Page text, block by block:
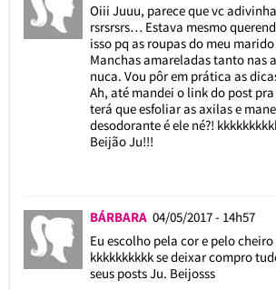
Oiii Juuu, parece que vc
rsrsrsrs… Estava mesmo
isso pq as roupas do meu
Manchas amareladas tanto nas
nuca. Vou pôr em prática as
Ah, até mandei o link do post
terá que esfoliar as axilas e
desodorante é ele né?!
Beijão Ju!!!
BÁRBARA 04/05/2017 - 14h57
Eu escolho pela cor e pelo
kkkkkkkkkk se deixar compro
seus posts Ju. Beijosss